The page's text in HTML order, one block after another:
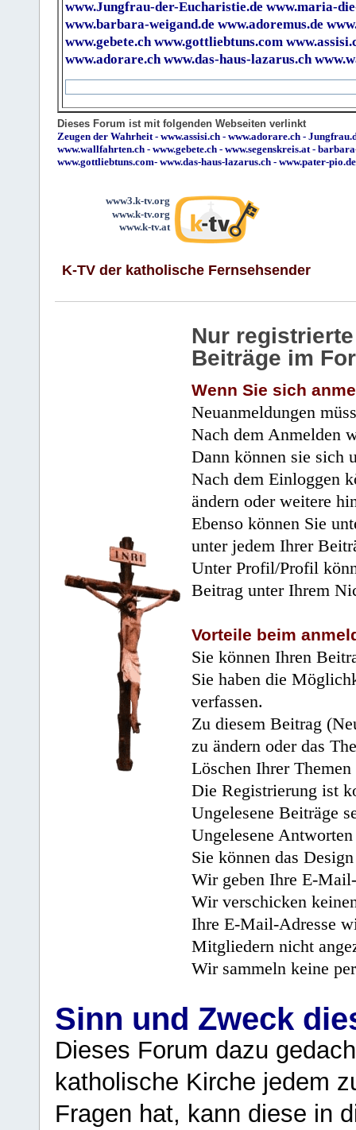
www.Jungfrau-der-Eucharistie.de www.maria-
www.barbara-weigand.de www.adoremus.de
www.gebete.ch www.gottliebtuns.com
www.adorare.ch www.das-haus-lazarus.ch
Dieses Forum ist mit folgenden Webseiten verlinkt
Zeugen der Wahrheit - www.assisi.ch - www.adorare.ch -
www.wallfahrten.ch - www.gebete.ch - www.segenskreis.at -
www.gottliebtuns.com- www.das-haus-lazarus.ch - www.pater-pio.de
www3.k-tv.org
www.k-tv.org
www.k-tv.at
K-TV der katholische Fernsehsender
Nur
Beiträge im
Wenn Sie sich
Neuanmeldungen
Nach dem Anmelden
Dann können sie sich
Nach dem Einloggen
ändern oder weitere
Ebenso können Sie
unter jedem Ihrer
Unter Profil/Profil
Beitrag unter Ihrem
Vorteile beim
Sie können Ihren
Sie haben die
verfassen.
Zu diesem Beitrag
zu ändern oder das
Löschen Ihrer
Die Registrierung ist
Ungelesene Beiträge
Ungelesene
Sie können das
Wir geben Ihre E-
Wir verschicken
Ihre E-Mail-Adresse
Mitgliedern nicht
Wir sammeln keine
Sinn und Zweck
Dieses Forum dazu
katholische Kirche jedem
Fragen hat, kann diese in